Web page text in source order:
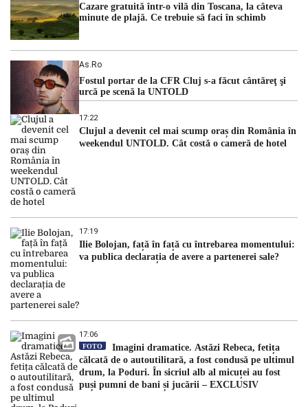
Cazare gratuită într-o vilă din Toscana, la câteva
minute de plajă. Ce trebuie să faci în schimb
As.ro
Fostul portar de la CFR Cluj s-a făcut cântăreţ şi
urcă pe scenă la UNTOLD
17:22
Clujul a devenit cel mai scump oraș din România în
weekendul UNTOLD. Cât costă o cameră de hotel
17:19
Ilie Bolojan, față în față cu întrebarea momentului:
va publica declarația de avere a partenerei sale?
17:06
FOTO
Imagini dramatice. Astăzi Rebeca, fetița
călcată de o autoutilitară, a fost condusă pe ultimul
drum, la Poduri. În sicriul alb al micuței au fost
puși pumni de bani și jucării – EXCLUSIV